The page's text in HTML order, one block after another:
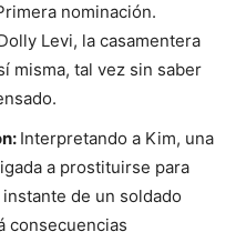
nominación.
Levi, la casamentera
misma, tal vez sin saber
Interpretando a Kim, una
a prostituirse para
de un soldado
consecuencias